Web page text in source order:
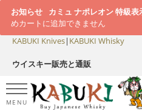
お知らせ カミュ ナポレオン 特級
めカートに追加できません
KABUKI Knives| KABUKI Whisky
ウイスキー販売と通販
MENU